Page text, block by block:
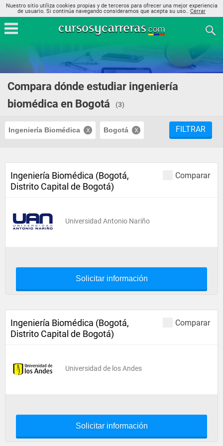
Nuestro sitio utiliza cookies propias y de terceros para ofrecer una mejor experiencia
de usuario. Si continúa navegando consideramos que acepta su uso.. Cerrar
Compara dónde estudiar ingeniería
biomédica en Bogotá
(3)
Ingeniería Biomédica Bogotá FILTRAR
Comparar
Ingeniería Biomédica (Bogotá,
Distrito Capital de Bogotá)
Universidad Antonio Nariño
Solicitar información
Comparar
Ingeniería Biomédica (Bogotá,
Distrito Capital de Bogotá)
Universidad de los Andes
Solicitar información